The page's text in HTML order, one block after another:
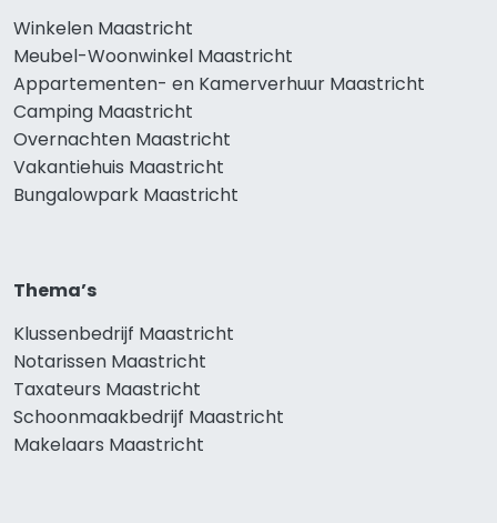
Winkelen Maastricht
Meubel-Woonwinkel Maastricht
Appartementen- en Kamerverhuur Maastricht
Camping Maastricht
Overnachten Maastricht
Vakantiehuis Maastricht
Bungalowpark Maastricht
Thema’s
Klussenbedrijf Maastricht
Notarissen Maastricht
Taxateurs Maastricht
Schoonmaakbedrijf Maastricht
Makelaars Maastricht